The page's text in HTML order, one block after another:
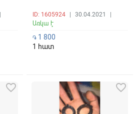
ID: 1605924 30.04.2021
Առկա է
֏1 800
1 հատ
favorite_border favorite_border